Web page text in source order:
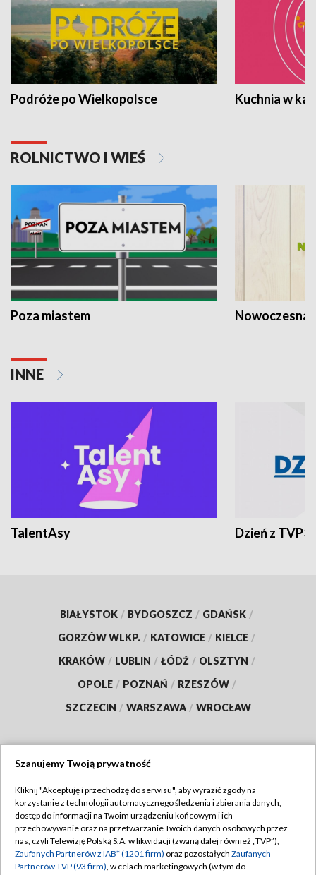
Podróże po Wielkopolsce Kuchnia w
ROLNICTWO I WIEŚ
Poza miastem Nowoczesna
INNE
TalentAsy Dzień z TVP3
BIAŁYSTOK / BYDGOSZCZ / GDAŃSK /
GORZÓW WLKP. / KATOWICE / KIELCE /
KRAKÓW / LUBLIN / ŁÓDŹ / OLSZTYN /
OPOLE / POZNAŃ / RZESZÓW /
SZCZECIN / WARSZAWA / WROCŁAW
TVP
Abonament TVP
Emisja w TVP
Regulamin TVP
Polityka prywatności
Szanujemy Twoją prywatność
Kliknij "Akceptuję i przechodzę do serwisu", aby wyrazić zgody na
korzystanie z technologii automatycznego śledzenia i zbierania danych,
dostęp do informacji na Twoim urządzeniu końcowym i ich
przechowywanie oraz na przetwarzanie Twoich danych osobowych przez
nas, czyli Telewizję Polską S.A. w likwidacji (zwaną dalej również „TVP”),
Zaufanych Partnerów z IAB* (1201 firm) oraz pozostałych Zaufanych
Partnerów TVP (93 firm), w celach marketingowych (w tym do